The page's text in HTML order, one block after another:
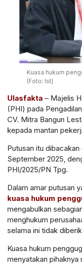
Kuasa hukum
(Foto: Ist)
Ulasfakta – Majelis
(PHI) pada
CV. Mitra Bangun
kepada mantan
Putusan itu
September 2025,
PHI/2025/PN Tpg.
Dalam amar putusan
kuasa hukum
mengabulkan
menghukum
selama ini tidak
Kuasa hukum
menyatakan